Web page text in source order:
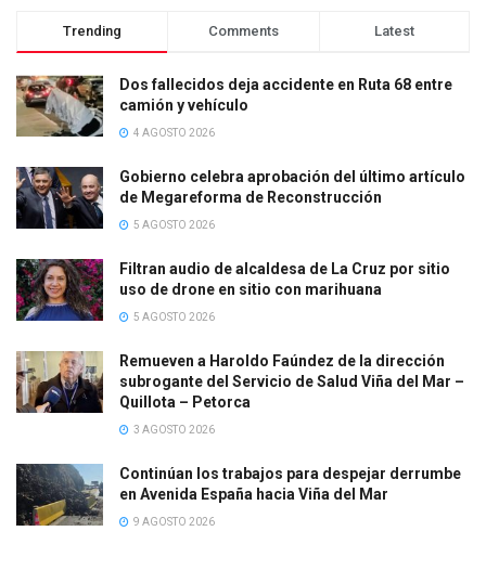
Trending Comments Latest
Dos fallecidos deja accidente en Ruta 68 entre
camión y vehículo
4 AGOSTO 2026
Gobierno celebra aprobación del último artículo
de Megareforma de Reconstrucción
5 AGOSTO 2026
Filtran audio de alcaldesa de La Cruz por sitio
uso de drone en sitio con marihuana
5 AGOSTO 2026
Remueven a Haroldo Faúndez de la dirección
subrogante del Servicio de Salud Viña del Mar –
Quillota – Petorca
3 AGOSTO 2026
Continúan los trabajos para despejar derrumbe
en Avenida España hacia Viña del Mar
9 AGOSTO 2026